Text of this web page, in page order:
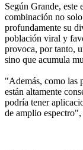
Según Grande, este
combinación no
profundamente su
población viral y
provoca, por tanto,
sino que acumula
"Además, como las
están altamente
podría tener
de amplio espectro",